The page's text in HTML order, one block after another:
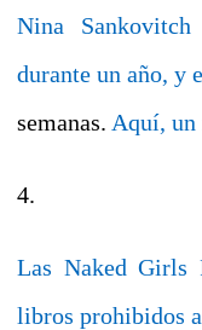
Nina
durante un año, y
semanas. Aquí,
4.
Las Naked Girls
libros prohibidos